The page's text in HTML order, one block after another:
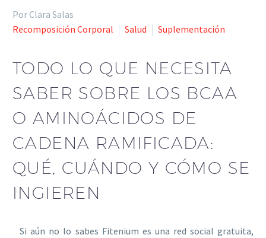
Por Clara Salas
Recomposición Corporal
Salud Suplementación
TODO LO QUE NECESITA
SABER SOBRE LOS BCAA
O AMINOÁCIDOS DE
CADENA RAMIFICADA:
QUÉ, CUÁNDO Y CÓMO SE
INGIEREN
Si aún no lo sabes Fitenium es una red social gratuita,